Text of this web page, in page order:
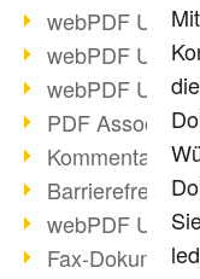
webPDF
webPDF
webPDF
PDF
Kommentare
Barrierefreie
webPDF
Fax-